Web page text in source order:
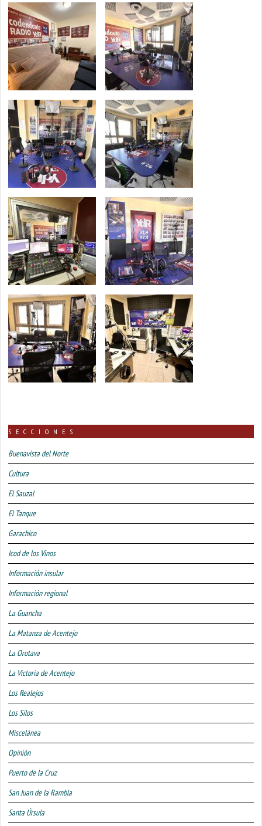
SECCIONES
Buenavista del Norte
Cultura
El Sauzal
El Tanque
Garachico
Icod de los Vinos
Información insular
Información regional
La Guancha
La Matanza de Acentejo
La Orotava
La Victoria de Acentejo
Los Realejos
Los Silos
Miscelánea
Opinión
Puerto de la Cruz
San Juan de la Rambla
Santa Úrsula